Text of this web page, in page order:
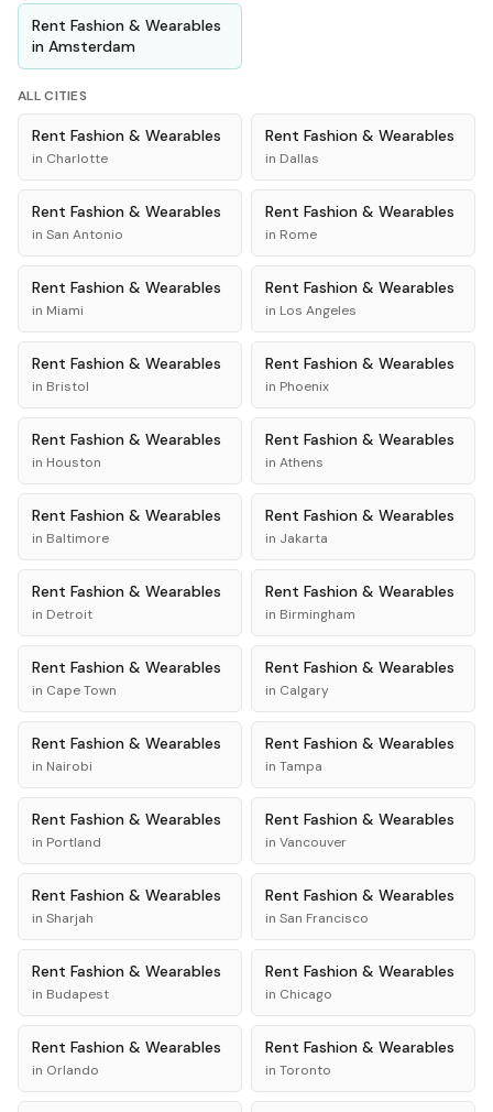
Rent Fashion & Wearables
in Amsterdam
ALL CITIES
Rent Fashion & Wearables
in Charlotte
Rent Fashion & Wearables
in Dallas
Rent Fashion & Wearables
in San Antonio
Rent Fashion & Wearables
in Rome
Rent Fashion & Wearables
in Miami
Rent Fashion & Wearables
in Los Angeles
Rent Fashion & Wearables
in Bristol
Rent Fashion & Wearables
in Phoenix
Rent Fashion & Wearables
in Houston
Rent Fashion & Wearables
in Athens
Rent Fashion & Wearables
in Baltimore
Rent Fashion & Wearables
in Jakarta
Rent Fashion & Wearables
in Detroit
Rent Fashion & Wearables
in Birmingham
Rent Fashion & Wearables
in Cape Town
Rent Fashion & Wearables
in Calgary
Rent Fashion & Wearables
in Nairobi
Rent Fashion & Wearables
in Tampa
Rent Fashion & Wearables
in Portland
Rent Fashion & Wearables
in Vancouver
Rent Fashion & Wearables
in Sharjah
Rent Fashion & Wearables
in San Francisco
Rent Fashion & Wearables
in Budapest
Rent Fashion & Wearables
in Chicago
Rent Fashion & Wearables
in Orlando
Rent Fashion & Wearables
in Toronto